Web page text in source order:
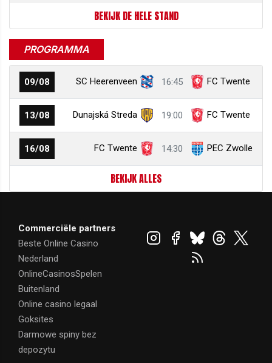
BEKIJK DE HELE STAND
PROGRAMMA
09/08 SC Heerenveen 16:45 FC Twente
13/08 Dunajská Streda 19:00 FC Twente
16/08 FC Twente 14:30 PEC Zwolle
BEKIJK ALLES
Commerciële partners
Beste Online Casino
Nederland
OnlineCasinosSpelen
Buitenland
Online casino legaal
Goksites
Darmowe spiny bez
depozytu